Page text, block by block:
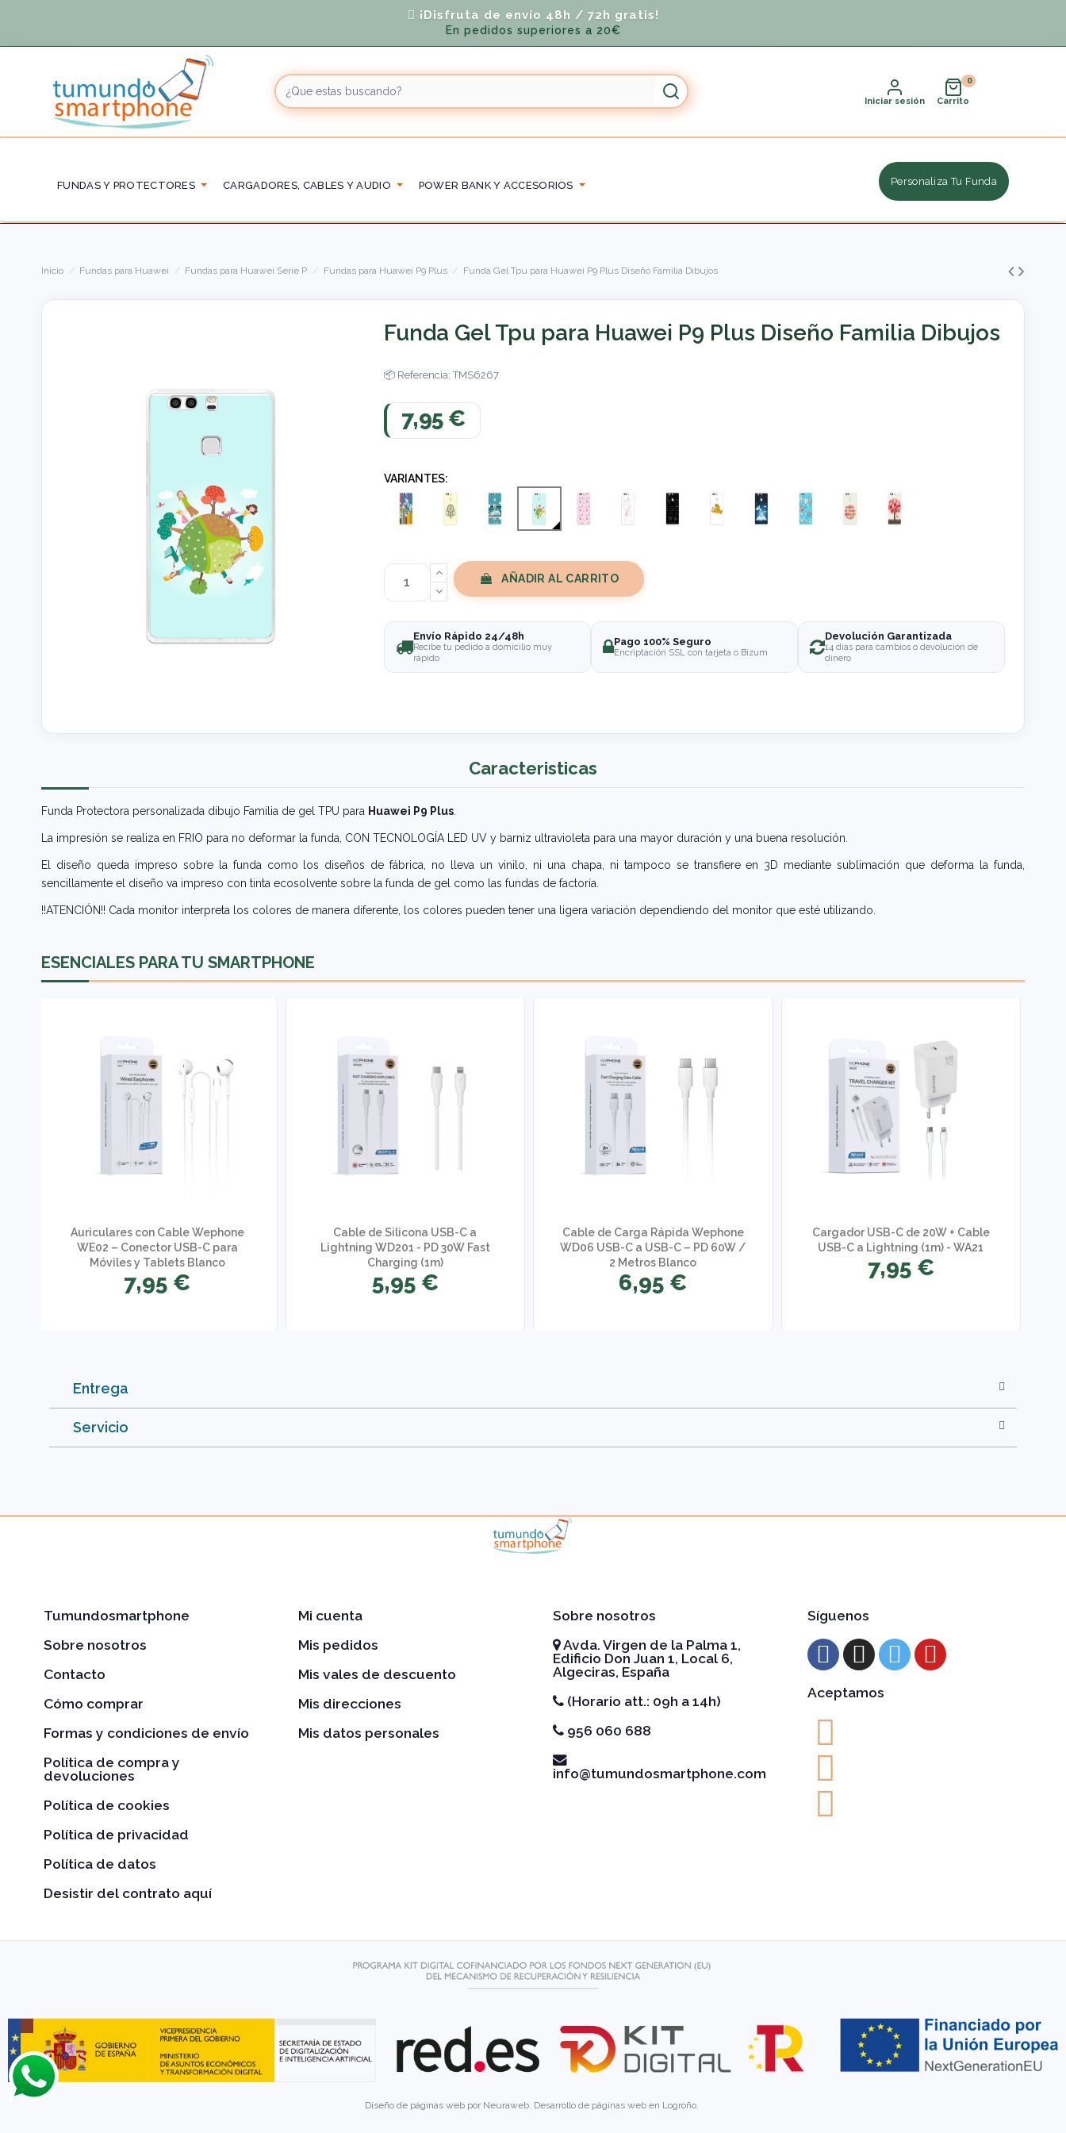
¡Disfruta de envío 48h / 72h gratis!
En pedidos superiores a 20€
Iniciar sesión Carrito
FUNDAS Y PROTECTORES CARGADORES, CABLES Y AUDIO POWER BANK Y ACCESORIOS Personaliza Tu Funda
Inicio Fundas para Huawei Fundas para Huawei Serie P Fundas para Huawei P9 Plus Funda Gel Tpu para Huawei P9 Plus Diseño Familia Dibujos
Funda Gel Tpu para Huawei P9 Plus Diseño Familia Dibujos
Referencia: TMS6267
7,95 €
VARIANTES:
AÑADIR AL CARRITO
Envío Rápido 24/48h
Recibe tu pedido a domicilio muy
rápido
Pago 100% Seguro
Encriptación SSL con tarjeta o Bizum
Devolución Garantizada
14 días para cambios o devolución de
dinero
Caracteristicas
Funda Protectora personalizada dibujo Familia de gel TPU para Huawei P9 Plus
La impresión se realiza en FRIO para no deformar la funda, CON TECNOLOGÍA LED UV y barniz ultravioleta para una mayor duración y una buena resolución.
El diseño queda impreso sobre la funda como los diseños de fábrica, no lleva un vinilo, ni una chapa, ni tampoco se transfiere en 3D mediante sublimación que deforma la funda,
sencillamente el diseño va impreso con tinta ecosolvente sobre la funda de gel como las fundas de factoría.
!!ATENCIÓN!! Cada monitor interpreta los colores de manera diferente, los colores pueden tener una ligera variación dependiendo del monitor que esté utilizando.
ESENCIALES PARA TU SMARTPHONE
Auriculares con Cable Wephone
WE02 – Conector USB-C para
Móviles y Tablets Blanco
7,95 €
Cable de Silicona USB-C a
Lightning WD201 - PD 30W Fast
Charging (1m)
5,95 €
Cable de Carga Rápida Wephone
WD06 USB-C a USB-C – PD 60W /
2 Metros Blanco
6,95 €
Cargador USB-C de 20W + Cable
USB-C a Lightning (1m) - WA21
7,95 €
Entrega
Servicio
Tumundosmartphone
Sobre nosotros
Contacto
Cómo comprar
Formas y condiciones de envío
Política de compra y
devoluciones
Política de cookies
Política de privacidad
Política de datos
Desistir del contrato aquí
Mi cuenta
Mis pedidos
Mis vales de descuento
Mis direcciones
Mis datos personales
Sobre nosotros
Avda. Virgen de la Palma 1,
Edificio Don Juan 1, Local 6,
Algeciras, España
(Horario att.: 09h a 14h)
956 060 688
info@tumundosmartphone.com
Síguenos
Aceptamos
Diseño de páginas web por Neuraweb. Desarrollo de páginas web en Logroño.